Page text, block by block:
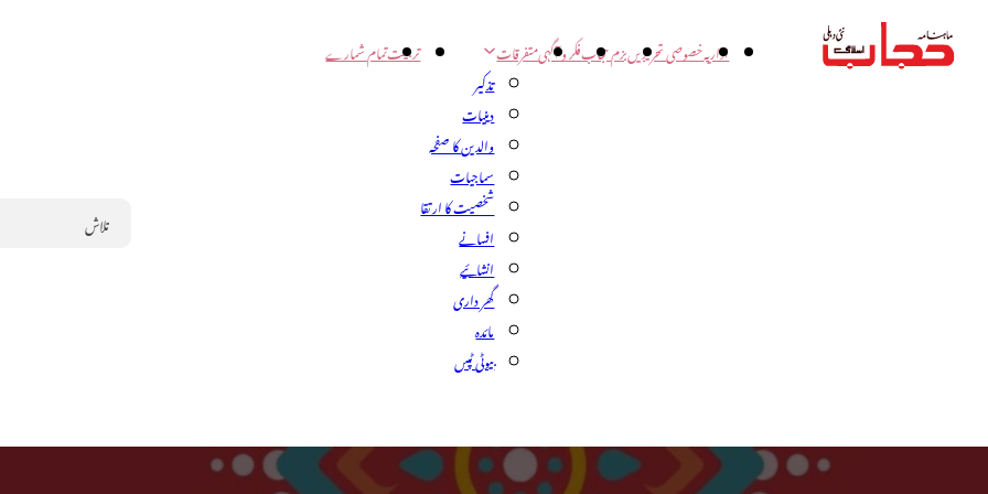
اداریہخصوصی تحریریںبزم حجابفکر و آگہیمتفرقات
تذکیر
دینیات
والدین کا صفحہ
سماجیات
شخصیت کا ارتقا
افسانے
انشائیے
گھر داری
مائدہ
بیوٹی ٹپس
تربیتتمام شمارے
Search